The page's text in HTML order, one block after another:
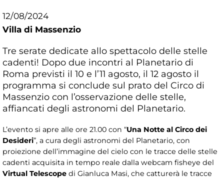
12/08/2024
Villa di Massenzio
Tre serate dedicate allo spettacolo delle stelle
cadenti! Dopo due incontri al Planetario di
Roma previsti il 10 e l’11 agosto, il 12 agosto il
programma si conclude sul prato del Circo di
Massenzio con l’osservazione delle stelle,
affiancati degli astronomi del Planetario.
L’evento si apre alle ore 21.00 con “Una Notte al Circo dei
Desideri”, a cura degli astronomi del Planetario, con
proiezione dell’immagine del cielo con le tracce delle stelle
cadenti acquisita in tempo reale dalla webcam fisheye del
Virtual Telescope di Gianluca Masi, che catturerà le tracce